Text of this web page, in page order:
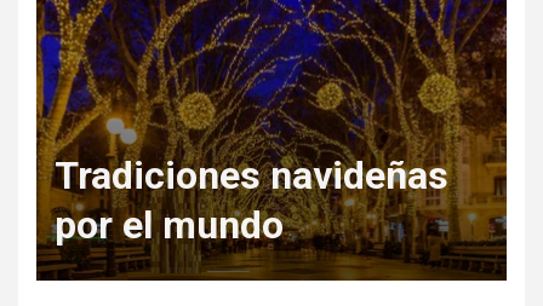
Regala Escapadas